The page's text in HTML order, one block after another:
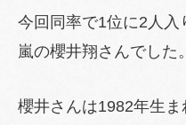
今回同率で1位に2人
嵐の櫻井翔さんでした。
櫻井さんは1982年生